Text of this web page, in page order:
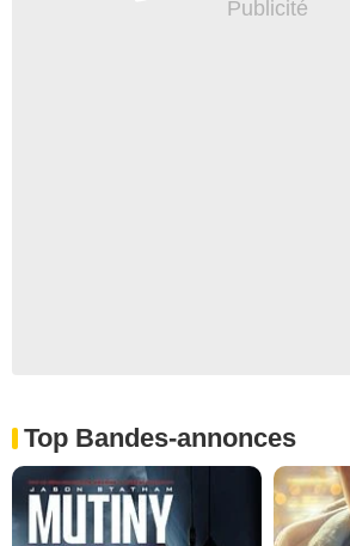
Top Bandes-annonces